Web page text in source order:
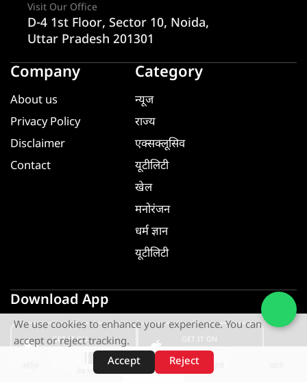
वेब स्टोरीज़
Visit Our Office
D-4 1st Floor, Sector 10, Noida,
Uttar Pradesh 201301
Company
About us
Privacy Policy
Disclaimer
Contact
Category
न्यूज
राज्य
एक्सक्लूसिव
यूटीलिटी
खेल
मनोरंजन
धर्म ज्ञान
यूटीलिटी
Download App
GET IT ON
Google Play
GET IT ON
App Store
We use cookies to enhance your experience. You can
accept or reject tracking.
Accept
Reject